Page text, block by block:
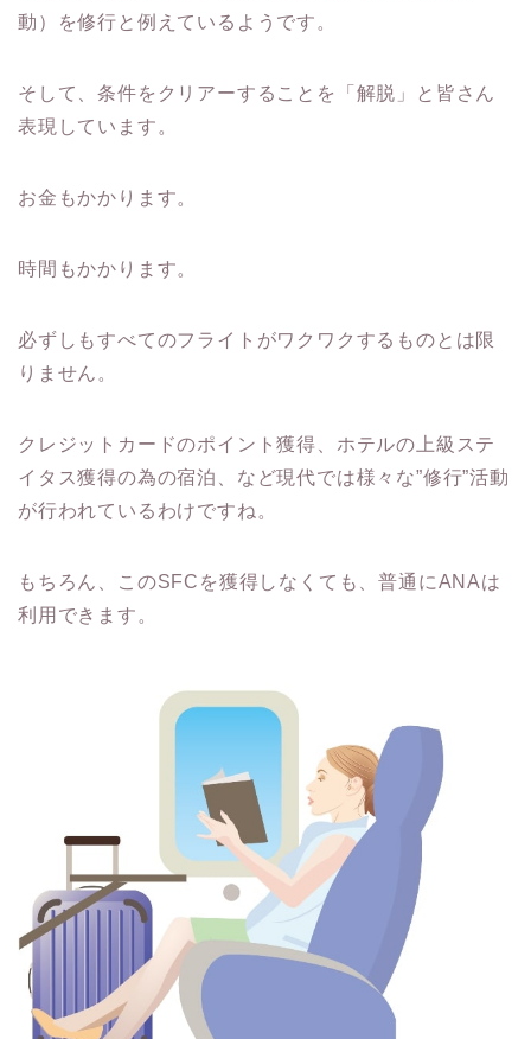
動）を修行と例えているようです。
そして、条件をクリアーすることを「解脱」と皆さん
表現しています。
お金もかかります。
時間もかかります。
必ずしもすべてのフライトがワクワクするものとは限
りません。
クレジットカードのポイント獲得、ホテルの上級ステ
イタス獲得の為の宿泊、など現代では様々な”修行”活動
が行われているわけですね。
もちろん、このSFCを獲得しなくても、普通にANAは
利用できます。